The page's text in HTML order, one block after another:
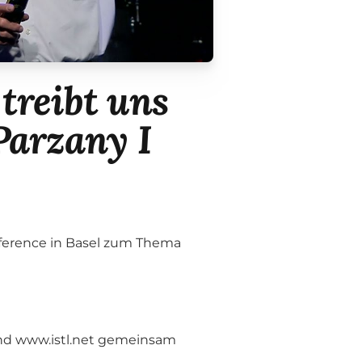
uns
I
in Basel zum Thema
www.istl.net gemeinsam